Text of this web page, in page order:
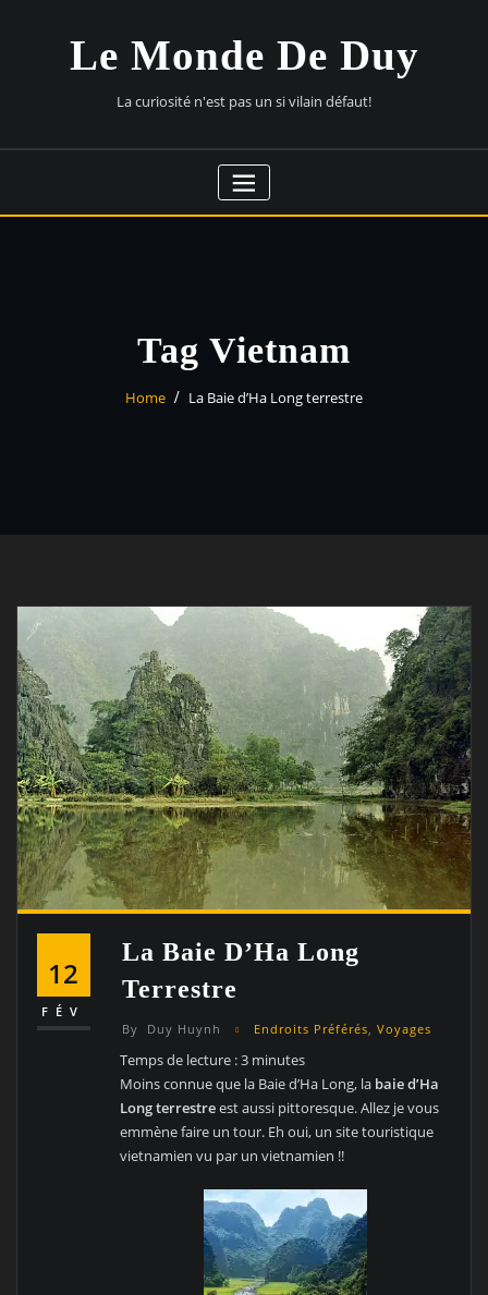
Le Monde De Duy
La curiosité n'est pas un si vilain défaut!
Tag Vietnam
Home La Baie d’Ha Long terrestre
12
FÉV
La Baie D’Ha Long
Terrestre
By Duy Huynh Endroits Préférés, Voyages
Temps de lecture :3 minutes
Moins connue que la Baie d’Ha Long, la baie d’Ha
Long terrestreest aussi pittoresque. Allez je vous
emmène faire un tour. Eh oui, un site touristique
vietnamien vu par un vietnamien !!